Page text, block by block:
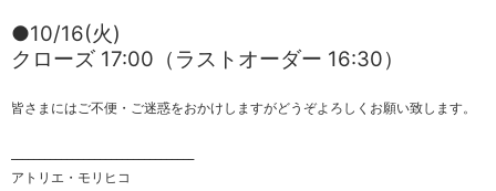
●10/16(火)
クローズ 17:00（ラストオーダー 16:30）
皆さまにはご不便・ご迷惑をおかけしますがどうぞよろしくお願い致します。
アトリエ・モリヒコ